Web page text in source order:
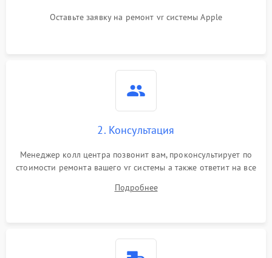
Оставьте заявку на ремонт vr системы Apple
2. Консультация
Менеджер колл центра позвонит вам, проконсультирует по
стоимости ремонта вашего vr системы а также ответит на все
Подробнее